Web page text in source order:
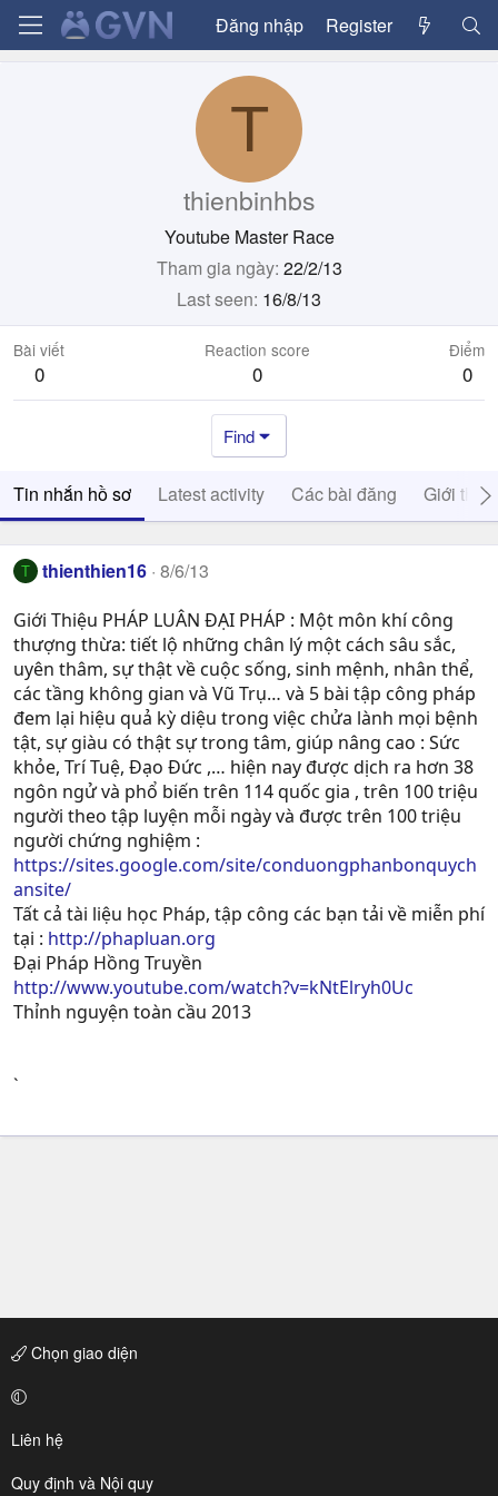
Đăng nhập Register
T
thienbinhbs
Youtube Master Race
Tham gia ngày 22/2/13
Last seen 16/8/13
Bài viết
0
Reaction score
0
Điểm
0
Find
Tin nhắn hồ sơ Latest activity Các bài đăng Giới thiệu
T thienthien16 8/6/13
Giới Thiệu PHÁP LUÂN ĐẠI PHÁP : Một môn khí công
thượng thừa: tiết lộ những chân lý một cách sâu sắc,
uyên thâm, sự thật về cuộc sống, sinh mệnh, nhân thể,
các tầng không gian và Vũ Trụ… và 5 bài tập công pháp
đem lại hiệu quả kỳ diệu trong việc chửa lành mọi bệnh
tật, sự giàu có thật sự trong tâm, giúp nâng cao : Sức
khỏe, Trí Tuệ, Ðạo Ðức ,… hiện nay được dịch ra hơn 38
ngôn ngử và phổ biến trên 114 quốc gia , trên 100 triệu
người theo tập luyện mỗi ngày và được trên 100 triệu
người chứng nghiệm :
https://sites.google.com/site/conduongphanbonquych
ansite/
Tất cả tài liệu học Pháp, tập công các bạn tải về miễn phí
tại : http://phapluan.org
Đại Pháp Hồng Truyền
http://www.youtube.com/watch?v=kNtElryh0Uc
Thỉnh nguyện toàn cầu 2013
`
Chọn giao diện
Liên hệ
Quy định và Nội quy